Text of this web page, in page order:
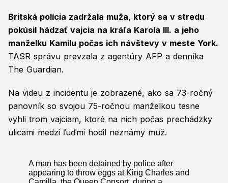
Britská polícia zadržala muža, ktorý sa v stredu
pokúsil hádzať vajcia na kráľa Karola III. a jeho
manželku Kamilu počas ich návštevy v meste York.
TASR správu prevzala z agentúry AFP a denníka
The Guardian.
Na videu z incidentu je zobrazené, ako sa 73-ročný
panovník so svojou 75-ročnou manželkou tesne
vyhli trom vajciam, ktoré na nich počas prechádzky
ulicami medzi ľuďmi hodil neznámy muž.